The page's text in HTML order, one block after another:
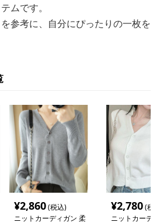
ムです。
参考に、自分にぴったりの一枚を
¥2,860(税込)
ニットカーディガン 柔
¥2,780(税
ニットカーデ